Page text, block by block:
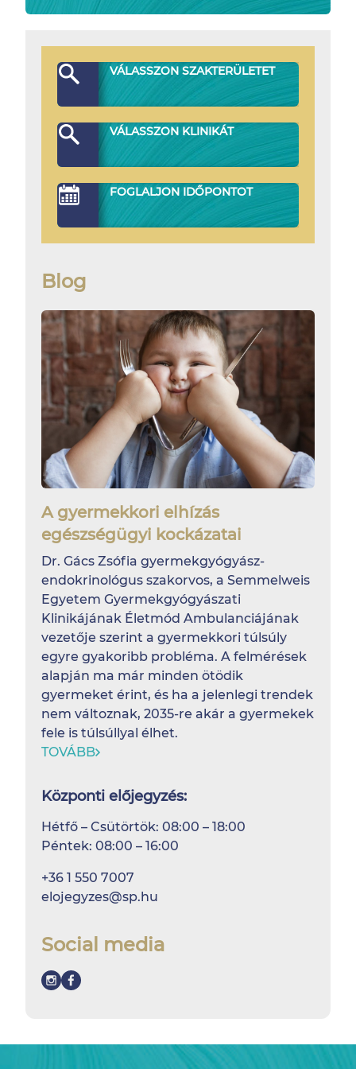
VÁLASSZON SZAKTERÜLETET
VÁLASSZON KLINIKÁT
FOGLALJON IDŐPONTOT
Blog
A gyermekkori elhízás
egészségügyi kockázatai
Dr. Gács Zsófia gyermekgyógyász-
endokrinológus szakorvos, a Semmelweis
Egyetem Gyermekgyógyászati
Klinikájának Életmód Ambulanciájának
vezetője szerint a gyermekkori túlsúly
egyre gyakoribb probléma. A felmérések
alapján ma már minden ötödik
gyermeket érint, és ha a jelenlegi trendek
nem változnak, 2035-re akár a gyermekek
fele is túlsúllyal élhet.
TOVÁBB
Központi előjegyzés:
Hétfő – Csütörtök: 08:00 – 18:00
Péntek: 08:00 – 16:00
+36 1 550 7007
elojegyzes@sp.hu
Social media